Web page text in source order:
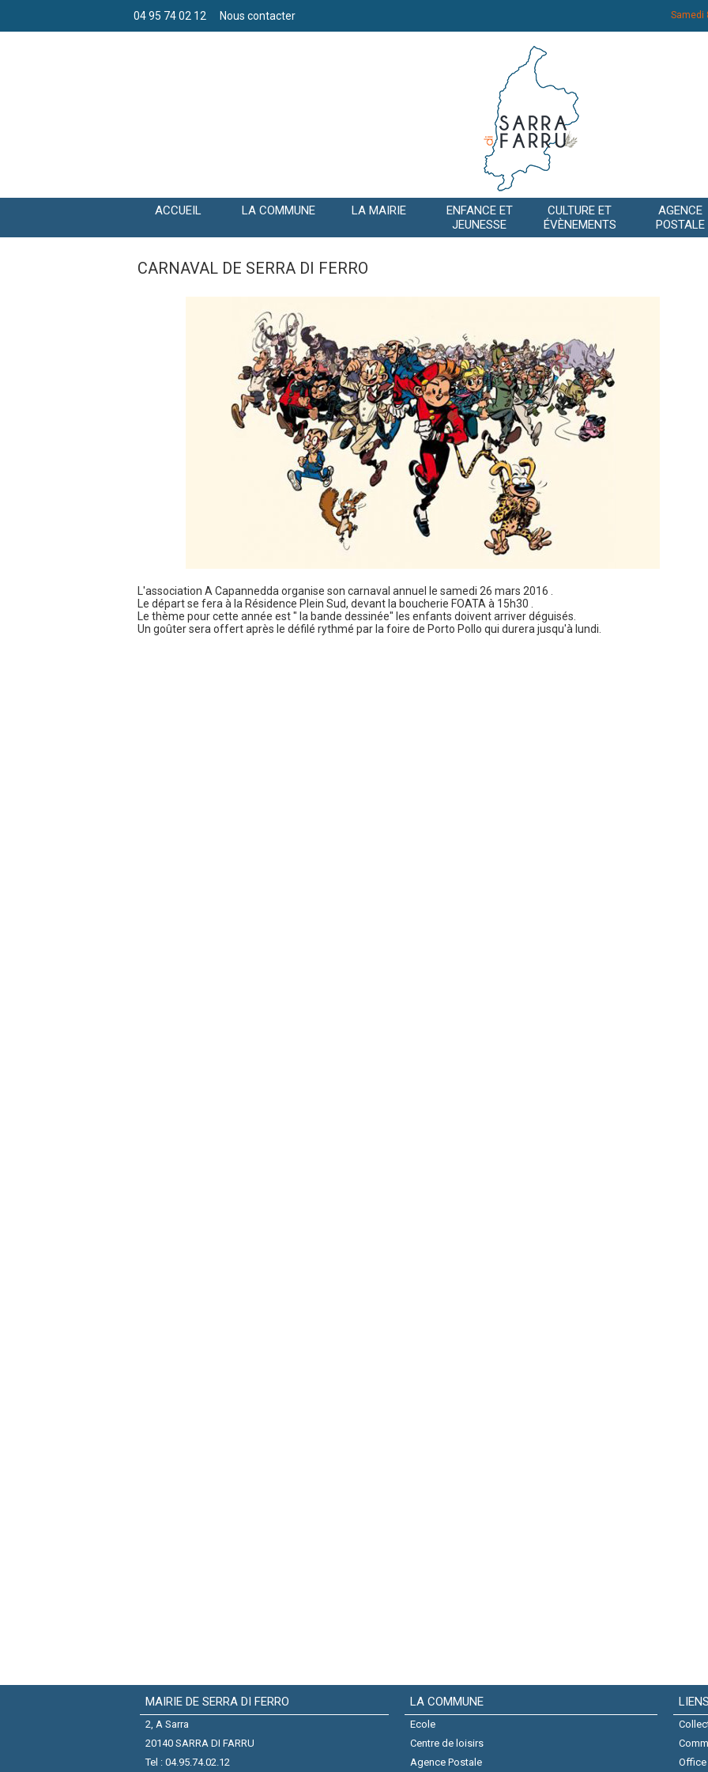
04 95 74 02 12 Nous contacter Samedi
ACCUEIL LA COMMUNE LA MAIRIE
ENFANCE ET
JEUNESSE
CULTURE ET
ÉVÈNEMENTS
AGENCE
POSTALE
CARNAVAL DE SERRA DI FERRO
L'association A Capannedda organise son carnaval annuel le samedi 26 mars 2016 .
Le départ se fera à la Résidence Plein Sud, devant la boucherie FOATA à 15h30 .
Le thème pour cette année est " la bande dessinée" les enfants doivent arriver déguisés.
Un goûter sera offert après le défilé rythmé par la foire de Porto Pollo qui durera jusqu'à lundi.
MAIRIE DE SERRA DI FERRO
2, A Sarra
20140 SARRA DI FARRU
Tel : 04.95.74.02.12
LA COMMUNE
Ecole
Centre de loisirs
Agence Postale
Office